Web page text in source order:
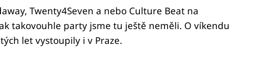
Twenty4Seven a nebo Culture Beat na
takovouhle party jsme tu ještě neměli. O víkendu
let vystoupily i v Praze.